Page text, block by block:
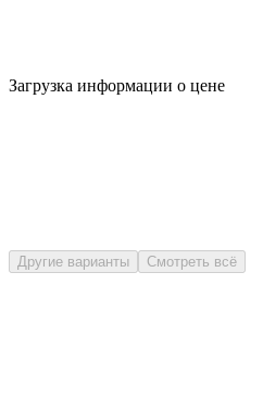
Загрузка информации о цене
Другие варианты Смотреть всё